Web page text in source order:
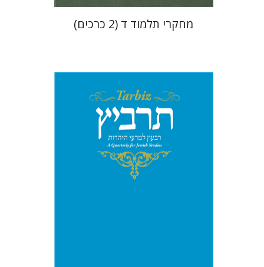
מחקרי תלמוד ד (2 כרכים)
יהונתן גארב מיכאל סיגל